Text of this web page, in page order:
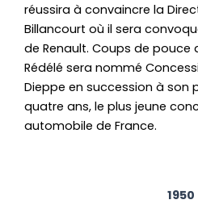
réussira à convaincre la
Billancourt où il sera
de Renault. Coups de pouce
Rédélé sera nommé
Dieppe en succession à son
quatre ans, le plus jeune
automobile de France.
1950